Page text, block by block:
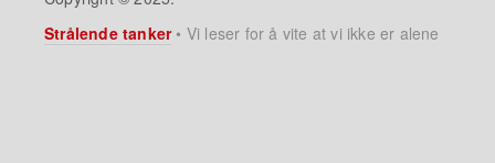
Strålende tanker• Vi leser for å vite at vi ikke er alene